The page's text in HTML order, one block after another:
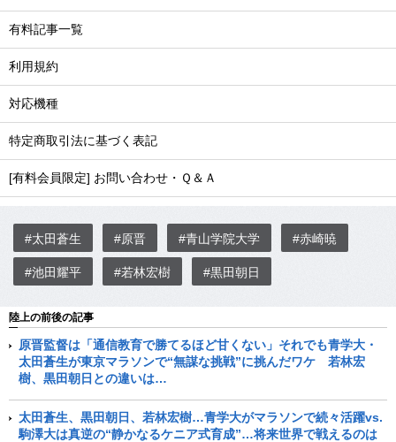
有料記事一覧
利用規約
対応機種
特定商取引法に基づく表記
[有料会員限定] お問い合わせ・Ｑ＆Ａ
#太田蒼生 #原晋 #青山学院大学 #赤崎暁
#池田耀平 #若林宏樹 #黒田朝日
陸上の前後の記事
原晋監督は「通信教育で勝てるほど甘くない」それでも青学大・
太田蒼生が東京マラソンで“無謀な挑戦”に挑んだワケ 若林宏
樹、黒田朝日との違いは…
太田蒼生、黒田朝日、若林宏樹…青学大がマラソンで続々活躍vs.
駒澤大は真逆の“静かなるケニア式育成”…将来世界で戦えるのは